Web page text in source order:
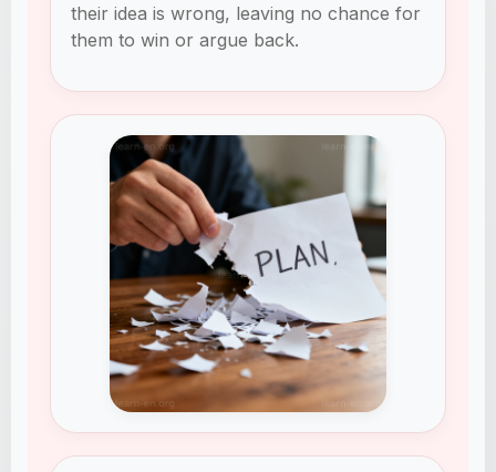
their idea is wrong, leaving no chance for
them to win or argue back.